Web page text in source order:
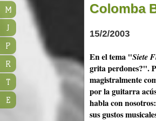
Colomba
15/2/2003
En el tema "Siete
grita perdones?".
magistralmente
por la guitarra
habla con
sus gustos
M
J
P
R
T
E